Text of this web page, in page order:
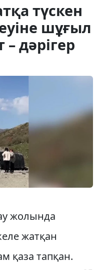
түскен
шұғыл
дәрігер
жолында
жатқан
қаза тапқан.